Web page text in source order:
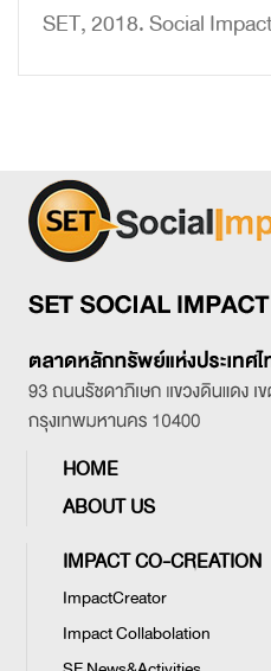
SET, 2018. Social
HOME
ABOUT US
IMPACT CO-CREATION
ImpactCreator
Impact Collabolation